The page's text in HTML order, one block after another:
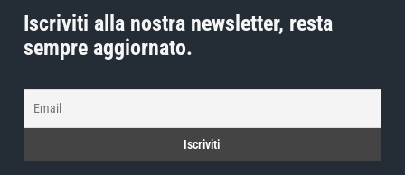
Iscriviti alla nostra newsletter, resta
sempre aggiornato.